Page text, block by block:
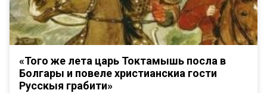
«Того же лета царь Токтамышь посла в
Болгары и повеле христианскиа гости
Русскыя грабити»